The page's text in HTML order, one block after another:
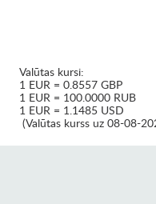
Valūtas kursi:
1 EUR = 0.8557 GBP
1 EUR = 100.0000 RUB
1 EUR = 1.1485 USD
(Valūtas kurss uz 08-08-